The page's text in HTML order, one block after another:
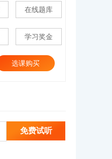
在线题库
学习奖金
选课购买
免费试听